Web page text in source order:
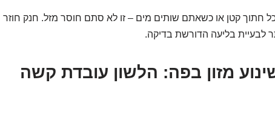
חתוך קטן או כשאתם שותים מים – זו לא סתם חוסר מזל. חנק חוזר
לבעיית בליעה הדורשת בדיקה.
מזון בפה: הלשון עובדת קשה